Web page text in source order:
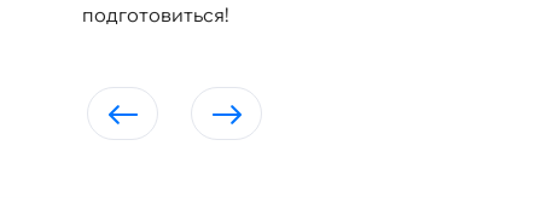
подготовиться!